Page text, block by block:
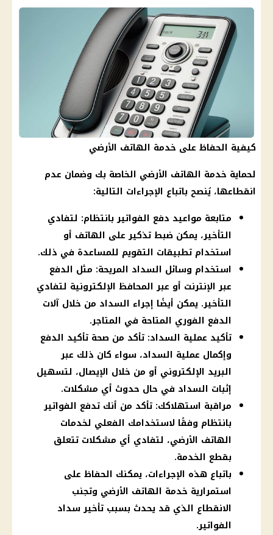
كيفية الحفاظ على خدمة الهاتف الأرضي
لحماية خدمة الهاتف الأرضي الخاصة بك وضمان عدم
انقطاعها، يُنصح باتباع الإجراءات التالية:
متابعة مواعيد دفع الفواتير بانتظام: لتفادي
التأخير، يمكن ضبط تذكير على الهاتف أو
استخدام تطبيقات التقويم للمساعدة في ذلك.
استخدام وسائل السداد المريحة: مثل الدفع
عبر الإنترنت أو عبر المحافظ الإلكترونية لتفادي
التأخير. يمكن أيضًا إجراء السداد من خلال آلات
الدفع الفوري المتاحة في المتاجر.
تأكيد عملية السداد: تأكد من صحة تأكيد الدفع
وإكمال عملية السداد، سواء كان ذلك عبر
البريد الإلكتروني أو من خلال الإيصال، لتسهيل
إثبات السداد في حال حدوث أي مشكلات.
مراقبة استهلاكك: تأكد من أنك تدفع الفواتير
بانتظام وفقًا لاستخدامك الفعلي لخدمات
الهاتف الأرضي، لتفادي أي مشكلات تتعلق
بقطع الخدمة.
باتباع هذه الإجراءات، يمكنك الحفاظ على
استمرارية خدمة الهاتف الأرضي وتجنب
الانقطاع الذي قد يحدث بسبب تأخير سداد
الفواتير.